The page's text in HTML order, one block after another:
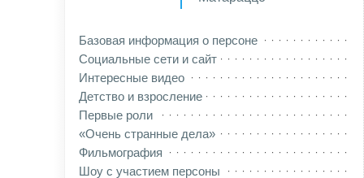
Базовая информация о персоне
Социальные сети и сайт
Интересные видео
Детство и взросление
Первые роли
«Очень странные дела»
Фильмография
Шоу с участием персоны